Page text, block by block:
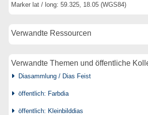
Marker lat / long: 59.325, 18.05 (WGS84)
Verwandte Ressourcen
Verwandte Themen und öffentliche
Diasammlung / Dias Feist
öffentlich: Farbdia
öffentlich: Kleinbilddias